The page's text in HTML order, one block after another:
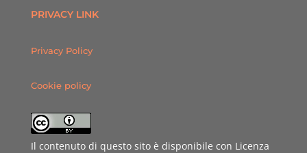
PRIVACY LINK
Privacy Policy
Cookie policy
Il contenuto di questo sito è disponibile con Licenza